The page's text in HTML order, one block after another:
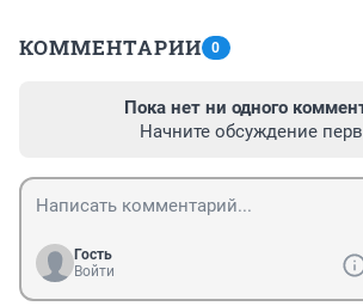
КОММЕНТАРИИ 0
Пока нет ни одного
Начните обсуждение
Гость
Войти